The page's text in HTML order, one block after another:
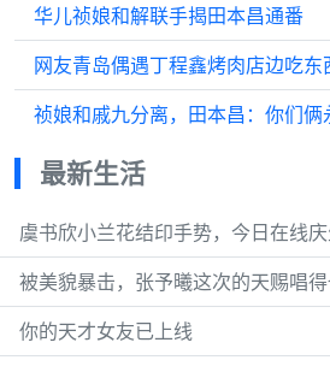
华儿祯娘和解联手揭田本昌通番
祯娘和戚九分离，田本昌：你们
最新生活
虞书欣小兰花结印手势，今日在线
被美貌暴击，张予曦这次的天赐唱
你的天才女友已上线